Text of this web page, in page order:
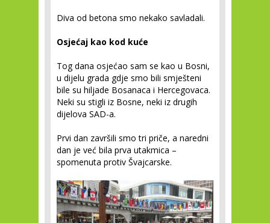
Diva od betona smo nekako savladali.
Osjećaj kao kod kuće
Tog dana osjećao sam se kao u Bosni,
u dijelu grada gdje smo bili smješteni
bile su hiljade Bosanaca i Hercegovaca.
Neki su stigli iz Bosne, neki iz drugih
dijelova SAD-a.
Prvi dan završili smo tri priče, a naredni
dan je već bila prva utakmica –
spomenuta protiv Švajcarske.